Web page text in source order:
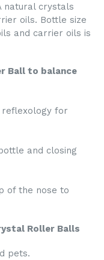
natural crystals
oils. Bottle size
and carrier oils is
Ball to balance
reflexology for
and closing
of the nose to
Roller Balls
pets.